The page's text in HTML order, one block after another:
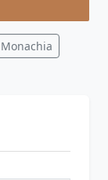
Monachia